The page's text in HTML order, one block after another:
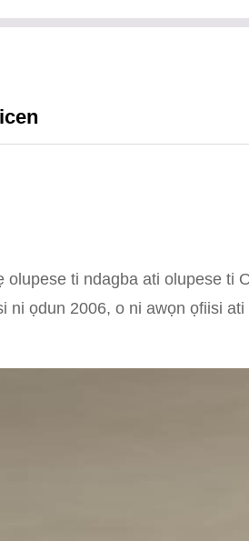
olupese ti ndagba ati olupese ti
ni ọdun 2006, o ni awọn ọfiisi